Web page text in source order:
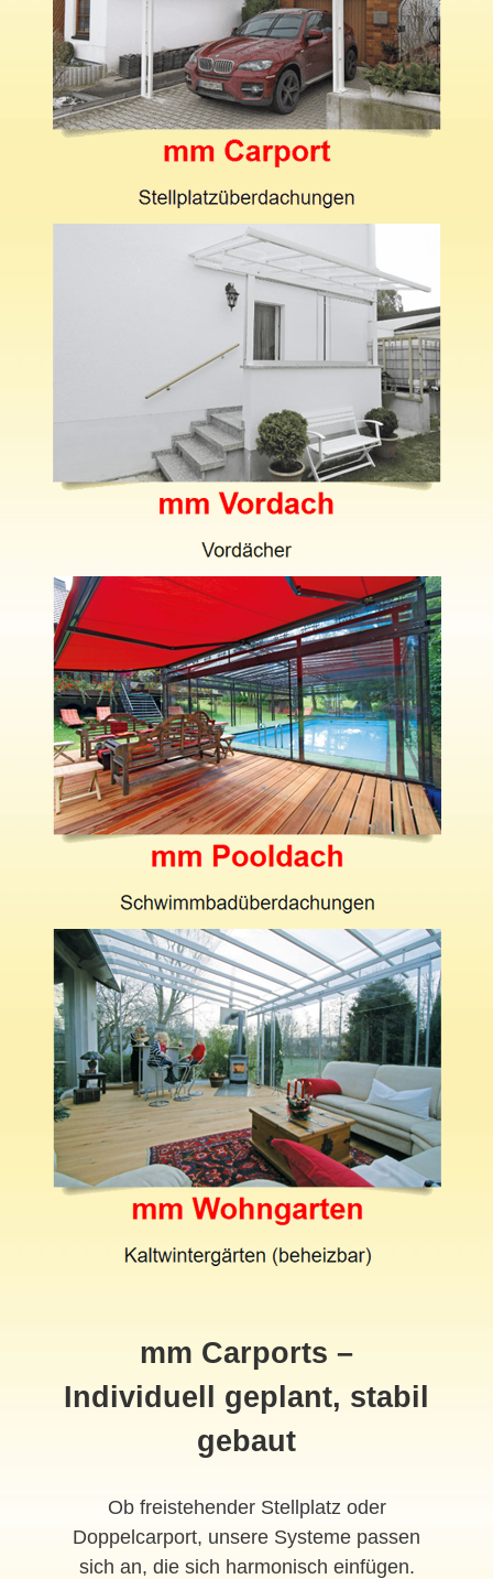
mm Carports –
Individuell geplant, stabil
gebaut
Ob freistehender Stellplatz oder
Doppelcarport, unsere Systeme passen
sich an, die sich harmonisch einfügen.